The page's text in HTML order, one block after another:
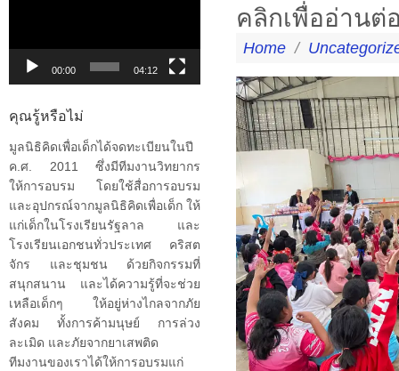
00:00 04:12
คุณรู้หรือไม่
มูลนิธิคิดเพื่อเด็กได้จดทะเบียนในปี
ค.ศ. 2011 ซึ่งมีทีมงานวิทยากร
ให้การอบรม โดยใช้สื่อการอบรม
และอุปกรณ์จากมูลนิธิคิดเพื่อเด็ก ให้
แก่เด็กในโรงเรียนรัฐลาล และ
โรงเรียนเอกชนทั่วประเทศ คริสต
จักร และชุมชน ด้วยกิจกรรมที่
สนุกสนาน และได้ความรู้ที่จะช่วย
เหลือเด็กๆ ให้อยู่ห่างไกลจากภัย
สังคม ทั้งการค้ามนุษย์ การล่วง
ละเมิด และภัยจากยาเสพติด
ทีมงานของเราได้ให้การอบรมแก่
คลิกเพื่ออ่านต่
Home /